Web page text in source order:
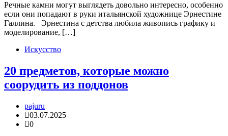
Речные камни могут выглядеть довольно интересно, особенно
если они попадают в руки итальянской художнице Эрнестине
Галлина. Эрнестина с детства любила живопись графику и
моделирование, […]
Искусство
20 предметов, которые можно
соорудить из поддонов
pajuru
03.07.2025
0